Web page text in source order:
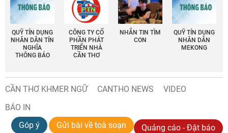
QUỸ TÍN DỤNG
NHÂN DÂN TÍN
NGHĨA
THÔNG BÁO
CÔNG TY CỔ
PHẦN PHÁT
TRIỂN NHÀ
CẦN THƠ
NHẮN TIN TÌM
CON
QUỸ TÍN DỤNG
NHÂN DÂN
MEKONG
CẦN THƠ KHMER NGỮ CANTHO NEWS
VIDEO
BÁO IN
Góp ý
Gửi bài về toà soạn Quảng cáo - Đặt báo